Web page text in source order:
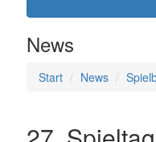
News
Start News